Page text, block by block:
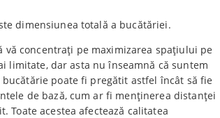
dimensiunea totală a bucătăriei.
vă concentrați pe maximizarea spațiului pe
limitate, dar asta nu înseamnă că suntem
poate fi pregătit astfel încât să fie
de bază, cum ar fi menținerea distanței
Toate acestea afectează calitatea